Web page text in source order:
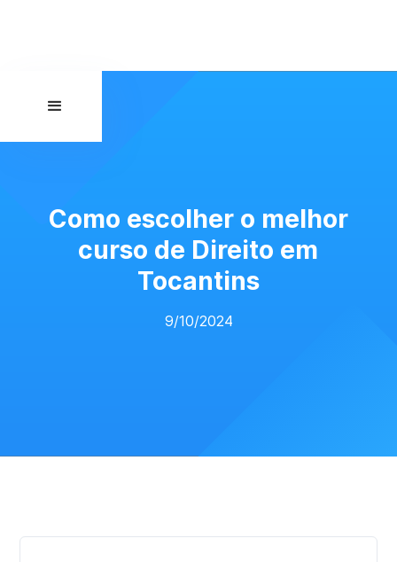
Como escolher o melhor
curso de Direito em
Tocantins
9/10/2024